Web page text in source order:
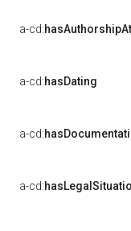
a-cd:
a-cd:hasDating
a-cd:
a-cd: